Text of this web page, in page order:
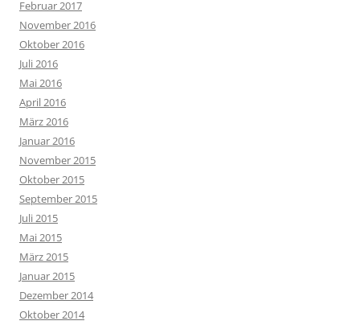
Februar 2017
November 2016
Oktober 2016
Juli 2016
Mai 2016
April 2016
März 2016
Januar 2016
November 2015
Oktober 2015
September 2015
Juli 2015
Mai 2015
März 2015
Januar 2015
Dezember 2014
Oktober 2014